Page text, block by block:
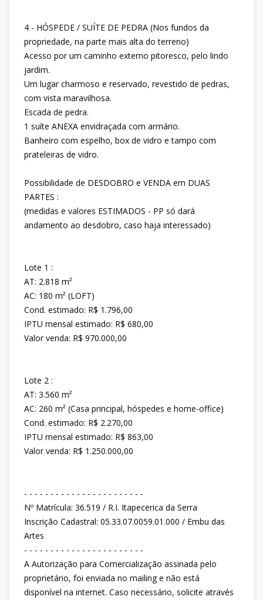
4 - HÓSPEDE / SUÍTE DE PEDRA (Nos fundos da
propriedade, na parte mais alta do terreno)
Acesso por um caminho externo pitoresco, pelo lindo
jardim.
Um lugar charmoso e reservado, revestido de pedras,
com vista maravilhosa.
Escada de pedra.
1 suíte ANEXA envidraçada com armário.
Banheiro com espelho, box de vidro e tampo com
prateleiras de vidro.
Possibilidade de DESDOBRO e VENDA em DUAS
PARTES :
(medidas e valores ESTIMADOS - PP só dará
andamento ao desdobro, caso haja interessado)
Lote 1 :
AT: 2.818 m²
AC: 180 m² (LOFT)
Cond. estimado: R$ 1.796,00
IPTU mensal estimado: R$ 680,00
Valor venda: R$ 970.000,00
Lote 2 :
AT: 3.560 m²
AC: 260 m² (Casa principal, hóspedes e home-office)
Cond. estimado: R$ 2.270,00
IPTU mensal estimado: R$ 863,00
Valor venda: R$ 1.250.000,00
- - - - - - - - - - - - - - - - - - - - - - -
Nº Matrícula: 36.519 / R.I. Itapecerica da Serra
Inscrição Cadastral: 05.33.07.0059.01.000 / Embu das
Artes
- - - - - - - - - - - - - - - - - - - - - - -
A Autorização para Comercialização assinada pelo
proprietário, foi enviada no mailing e não está
disponível na internet. Caso necessário, solicite através